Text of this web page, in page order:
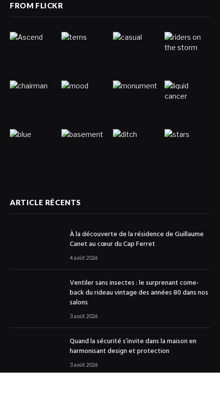
FROM FLICKR
ARTICLE RÉCENTS
À la découverte de la résidence de Guillaume
Canet au cœur du Cap Ferret
4 août 2026
Ventiler sans insectes : le surprenant come-
back du rideau vintage des années 80 dans nos
salons
3 août 2026
Quand la sécurité s’invite dans la maison en
harmonisant design et protection
3 août 2026